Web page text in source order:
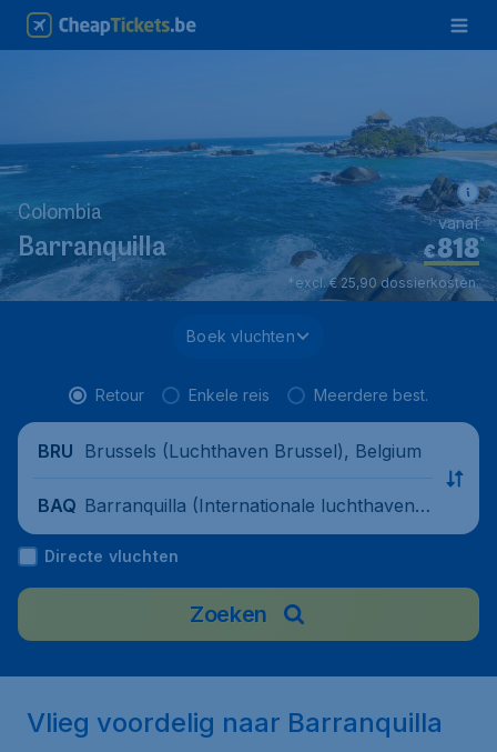
Colombia
Barranquilla €818*
vanaf
*excl. € 25,90 dossierkosten.
Boek vluchten
Retour Enkele reis Meerdere best.
BRU Brussels (Luchthaven Brussel), Belgium
BAQ Barranquilla (Internationale luchthaven E
rnesto Cortissoz), Colombia
Directe vluchten
Zoeken
Vlieg voordelig naar Barranquilla